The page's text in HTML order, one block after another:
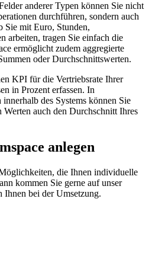
anderer Typen können Sie nicht
durchführen, sondern auch
Sie mit Euro, Stunden,
arbeiten, tragen Sie einfach die
ermöglicht zudem aggregierte
oder Durchschnittswerten.
KPI für die Vertriebsrate Ihrer
in Prozent erfassen. In
des Systems können Sie
auch den Durchschnitt Ihres
anlegen
die Ihnen individuelle
kommen Sie gerne auf unser
Ihnen bei der Umsetzung.